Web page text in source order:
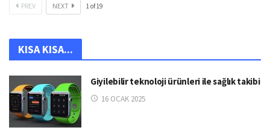
PREV NEXT 1of19
KISA KISA...
Giyilebilir teknoloji ürünleri ile sağlık takibi
16 OCAK 2025